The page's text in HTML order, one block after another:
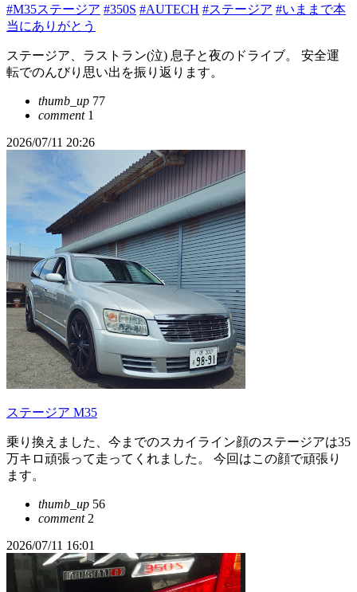
#M35ステージア #350S #AUTECH #ステージア #いままで本
当にありがとう
ステージア、ラストラン(泣) 息子と夜のドライブ。 安全運
転でのんびり思い出を振り返ります。
thumb_up 77
comment1
2026/07/11 20:26
ステージア M35
乗り換えました、今までのスカイライン顔のステージアは35
万キロ頑張って走ってくれました。 今回はこの顔で頑張り
ます。
thumb_up 56
comment2
2026/07/11 16:01